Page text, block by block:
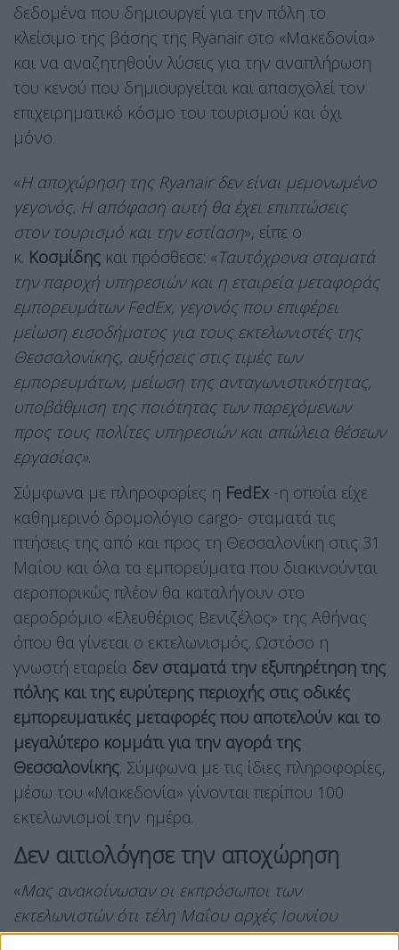
δεδομένα που δημιουργεί για την πόλη το
κλείσιμο της βάσης της Ryanair στο «Μακεδονία»
και να αναζητηθούν λύσεις για την αναπλήρωση
του κενού που δημιουργείται και απασχολεί τον
επιχειρηματικό κόσμο του τουρισμού και όχι
μόνο.
«Η αποχώρηση της Ryanair δεν είναι μεμονωμένο
γεγονός. Η απόφαση αυτή θα έχει επιπτώσεις
στον τουρισμό και την εστίαση», είπε ο
κ. Κοσμίδης και πρόσθεσε: «Ταυτόχρονα σταματά
την παροχή υπηρεσιών και η εταιρεία μεταφοράς
εμπορευμάτων FedEx, γεγονός που επιφέρει
μείωση εισοδήματος για τους εκτελωνιστές της
Θεσσαλονίκης, αυξήσεις στις τιμές των
εμπορευμάτων, μείωση της ανταγωνιστικότητας,
υποβάθμιση της ποιότητας των παρεχόμενων
προς τους πολίτες υπηρεσιών και απώλεια θέσεων
εργασίας».
Σύμφωνα με πληροφορίες η FedEx -η οποία είχε
καθημερινό δρομολόγιο cargo- σταματά τις
πτήσεις της από και προς τη Θεσσαλονίκη στις 31
Μαΐου και όλα τα εμπορεύματα που διακινούνται
αεροπορικώς πλέον θα καταλήγουν στο
αεροδρόμιο «Ελευθέριος Βενιζέλος» της Αθήνας
όπου θα γίνεται ο εκτελωνισμός. Ωστόσο η
γνωστή εταρεία δεν σταματά την εξυπηρέτηση της
πόλης και της ευρύτερης περιοχής στις οδικές
εμπορευματικές μεταφορές που αποτελούν και το
μεγαλύτερο κομμάτι για την αγορά της
Θεσσαλονίκης. Σύμφωνα με τις ίδιες πληροφορίες,
μέσω του «Μακεδονία» γίνονται περίπου 100
εκτελωνισμοί την ημέρα.
Δεν αιτιολόγησε την αποχώρηση
«Μας ανακοίνωσαν οι εκπρόσωποι των
εκτελωνιστών ότι τέλη Μαΐου αρχές Ιουνίου
αποχωρεί η FedEx από το αεροδρόμιο της